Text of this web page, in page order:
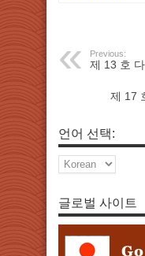
Previous:
제 13 호
제 17
언어 선택:
글로벌 사이트